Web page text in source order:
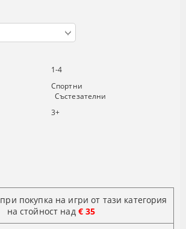
1-4
Спортни
Състезателни
3+
при покупка на игри от тази категория
на стойност над € 35